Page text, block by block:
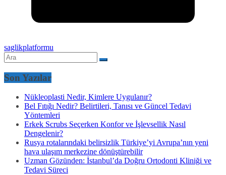
saglikplatformu
Son Yazılar
Nükleoplasti Nedir, Kimlere Uygulanır?
Bel Fıtığı Nedir? Belirtileri, Tanısı ve Güncel Tedavi
Yöntemleri
Erkek Scrubs Seçerken Konfor ve İşlevsellik Nasıl
Dengelenir?
Rusya rotalarındaki belirsizlik Türkiye’yi Avrupa’nın yeni
hava ulaşım merkezine dönüştürebilir
Uzman Gözünden: İstanbul’da Doğru Ortodonti Kliniği ve
Tedavi Süreci